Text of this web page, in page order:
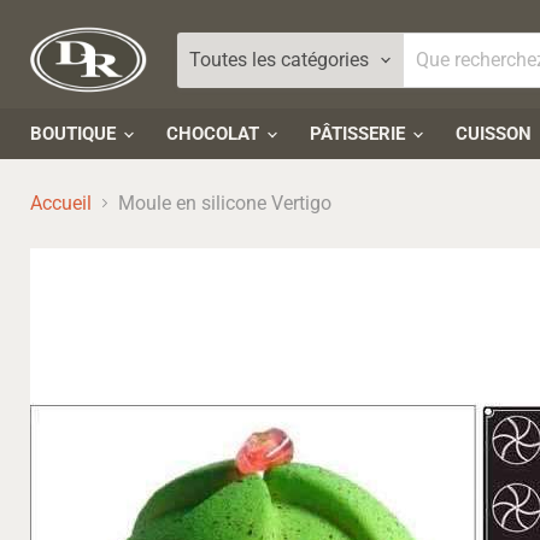
Toutes les catégories
BOUTIQUE CHOCOLAT PÂTISSERIE CUISSON
Accueil Moule en silicone Vertigo